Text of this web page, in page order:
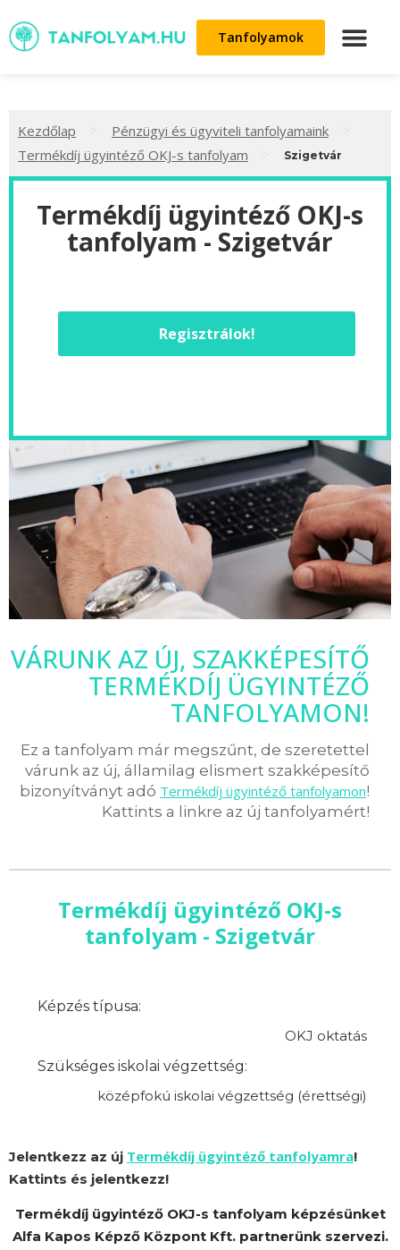
Tanfolyamok
Kezdőlap Pénzügyi és ügyviteli tanfolyamaink
Termékdíj ügyintéző OKJ-s tanfolyam Szigetvár
Termékdíj ügyintéző OKJ-s
tanfolyam - Szigetvár
Regisztrálok!
VÁRUNK AZ ÚJ, SZAKKÉPESÍTŐ
TERMÉKDÍJ ÜGYINTÉZŐ
TANFOLYAMON!
Ez a tanfolyam már megszűnt, de szeretettel
várunk az új, államilag elismert szakképesítő
bizonyítványt adó Termékdíj ügyintéző tanfolyamon!
Kattints a linkre az új tanfolyamért!
Termékdíj ügyintéző OKJ-s
tanfolyam - Szigetvár
Képzés típusa:
OKJ oktatás
Szükséges iskolai végzettség:
középfokú iskolai végzettség (érettségi)
Jelentkezz az új Termékdíj ügyintéző tanfolyamra!
Kattints és jelentkezz!
Termékdíj ügyintéző OKJ-s tanfolyam képzésünket
Alfa Kapos Képző Központ Kft. partnerünk szervezi.